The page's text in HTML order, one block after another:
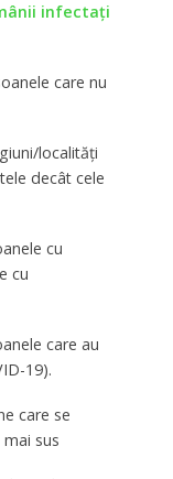
infectați
care nu
localităţi
decât cele
cu
cu
care au
19).
care se
sus